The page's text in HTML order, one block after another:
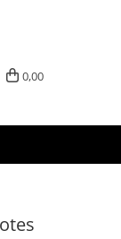
0,00